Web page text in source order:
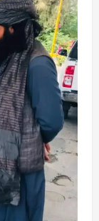
3
4